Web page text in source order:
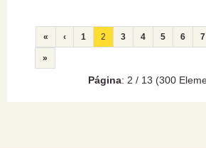
« ‹ 1 2 3 4 5 6 7
»
Página: 2 / 13 (300